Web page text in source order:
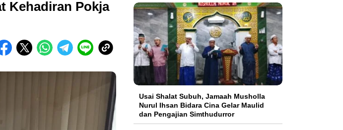
Kehadiran Pokja
Usai Shalat Subuh, Jamaah Musholla
Nurul Ihsan Bidara Cina Gelar Maulid
dan Pengajian Simthudurror